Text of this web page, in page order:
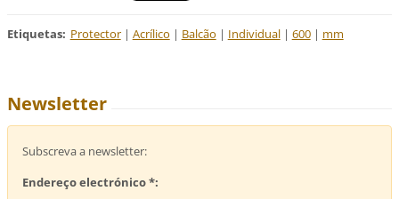
Etiquetas: Protector | Acrílico | Balcão | Individual | 600 | mm
Newsletter
Subscreva a newsletter:
Endereço electrónico *: